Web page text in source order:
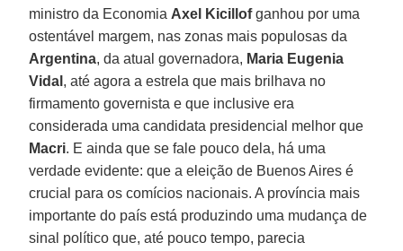
ministro da Economia Axel Kicillofganhou por uma
ostentável margem, nas zonas mais populosas da
Argentina, da atual governadora, Maria Eugenia
Vidal , até agora a estrela que mais brilhava no
firmamento governista e que inclusive era
considerada uma candidata presidencial melhor que
Macri. E ainda que se fale pouco dela, há uma
verdade evidente: que a eleição de Buenos Aires é
crucial para os comícios nacionais. A província mais
importante do país está produzindo uma mudança de
sinal político que, até pouco tempo, parecia